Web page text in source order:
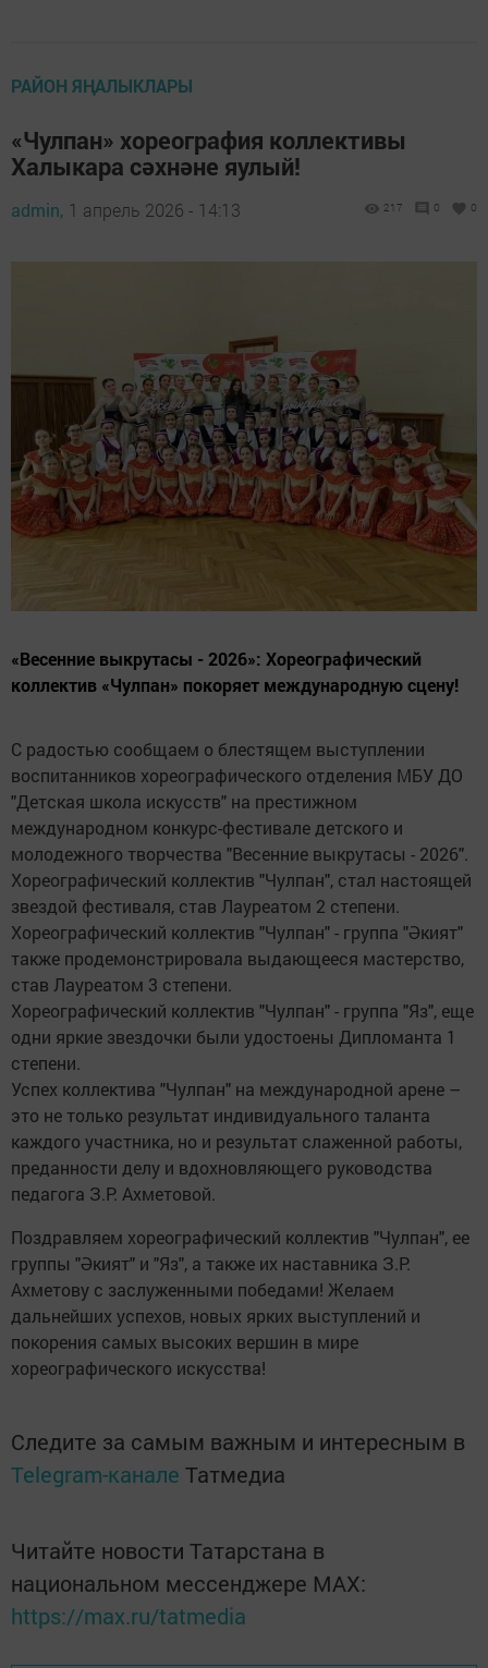
РАЙОН ЯҢАЛЫКЛАРЫ
«Чулпан» хореография коллективы
Халыкара сәхнәне яулый!
admin, 1 апрель 2026 - 14:13 217 0 0
«Весенние выкрутасы - 2026»: Хореографический
коллектив «Чулпан» покоряет международную сцену!
С радостью сообщаем о блестящем выступлении
воспитанников хореографического отделения МБУ ДО
"Детская школа искусств" на престижном
международном конкурс-фестивале детского и
молодежного творчества "Весенние выкрутасы - 2026".
Хореографический коллектив "Чулпан", стал настоящей
звездой фестиваля, став Лауреатом 2 степени.
Хореографический коллектив "Чулпан" - группа "Әкият"
также продемонстрировала выдающееся мастерство,
став Лауреатом 3 степени.
Хореографический коллектив "Чулпан" - группа "Яз", еще
одни яркие звездочки были удостоены Дипломанта 1
степени.
Успех коллектива "Чулпан" на международной арене –
это не только результат индивидуального таланта
каждого участника, но и результат слаженной работы,
преданности делу и вдохновляющего руководства
педагога З.Р. Ахметовой.
Поздравляем хореографический коллектив "Чулпан", ее
группы "Әкият" и "Яз", а также их наставника З.Р.
Ахметову с заслуженными победами! Желаем
дальнейших успехов, новых ярких выступлений и
покорения самых высоких вершин в мире
хореографического искусства!
Следите за самым важным и интересным в
Telegram-канале Татмедиа
Читайте новости Татарстана в
национальном мессенджере MАХ:
https://max.ru/tatmedia